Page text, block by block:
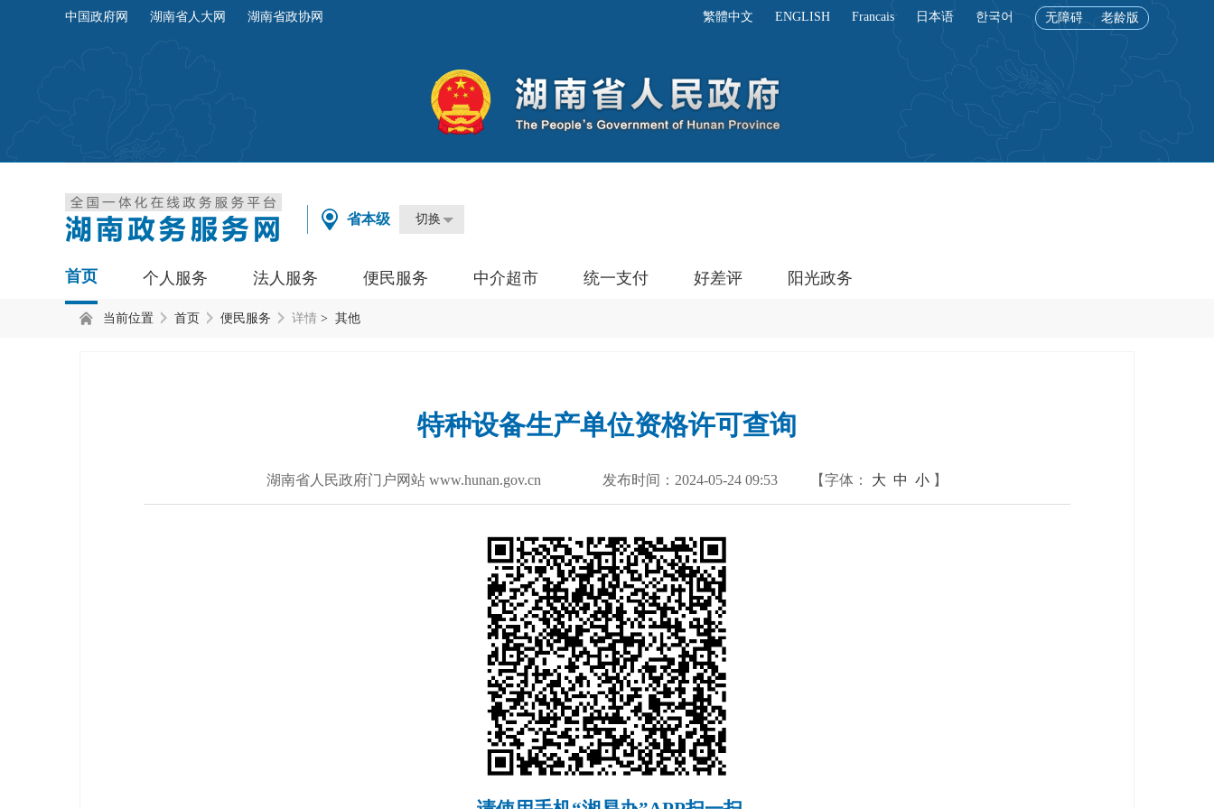
繁體中文 ENGLISH Francais 日本语 한국어 无障碍 老龄版
中国政府网 湖南省人大网 湖南省政协网
省本级 切换
首页 个人服务 法人服务 便民服务 中介超市 统一支付 好差评 阳光政务
当前位置 首页 便民服务 > 其他
详情
特种设备生产单位资格许可查询
湖南省人民政府门户网站 www.hunan.gov.cn 发布时间： 2024-05-24 09:53 【字体： 大 中 小 】